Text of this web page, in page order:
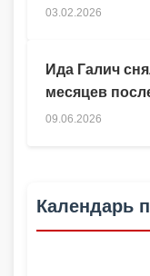
Ида Галич
месяцев
09.06.2026
03.02.2026
Календарь